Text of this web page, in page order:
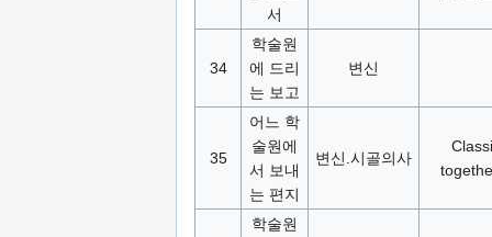
서
34
학술원
에 드리
는 보고
변신
35
어느 학
술원에
서 보내
는 편지
변신.시골의사
학술원